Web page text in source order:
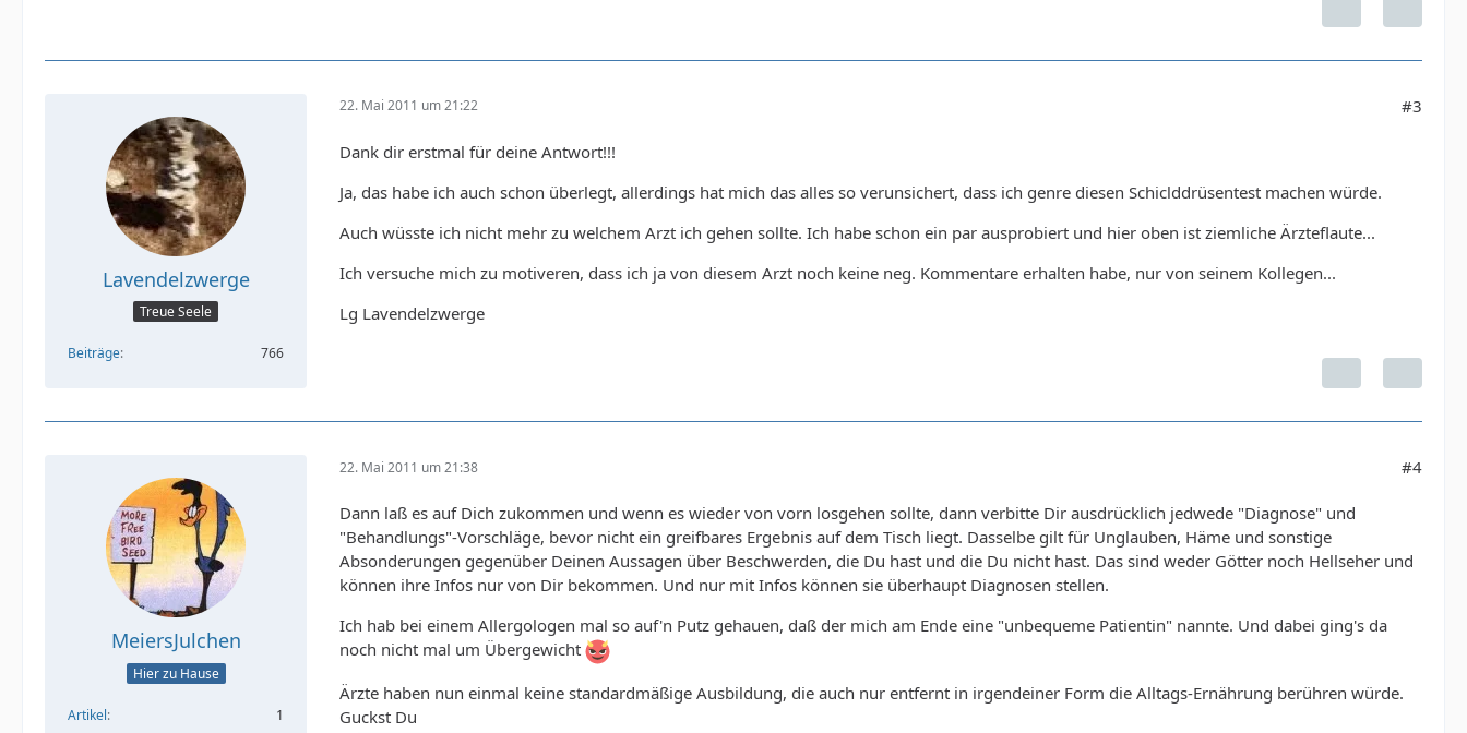
Lavendelzwerge
Treue Seele
Beiträge 766
22. Mai 2011 um 21:22 #3
Dank dir erstmal für deine Antwort!!!
Ja, das habe ich auch schon überlegt, allerdings hat mich das alles so verunsichert, dass ich genre diesen Schiclddrüsentest machen würde.
Auch wüsste ich nicht mehr zu welchem Arzt ich gehen sollte. Ich habe schon ein par ausprobiert und hier oben ist ziemliche Ärzteflaute...
Ich versuche mich zu motiveren, dass ich ja von diesem Arzt noch keine neg. Kommentare erhalten habe, nur von seinem Kollegen...
Lg Lavendelzwerge
MeiersJulchen
Hier zu Hause
Artikel
1
22. Mai 2011 um 21:38 #4
Dann laß es auf Dich zukommen und wenn es wieder von vorn losgehen sollte, dann verbitte Dir ausdrücklich jedwede "Diagnose" und
"Behandlungs"-Vorschläge, bevor nicht ein greifbares Ergebnis auf dem Tisch liegt. Dasselbe gilt für Unglauben, Häme und sonstige
Absonderungen gegenüber Deinen Aussagen über Beschwerden, die Du hast und die Du nicht hast. Das sind weder Götter noch Hellseher und
können ihre Infos nur von Dir bekommen. Und nur mit Infos können sie überhaupt Diagnosen stellen.
Ich hab bei einem Allergologen mal so auf'n Putz gehauen, daß der mich am Ende eine "unbequeme Patientin" nannte. Und dabei ging's da
noch nicht mal um Übergewicht
Ärzte haben nun einmal keine standardmäßige Ausbildung, die auch nur entfernt in irgendeiner Form die Alltags-Ernährung berühren würde.
Guckst Du